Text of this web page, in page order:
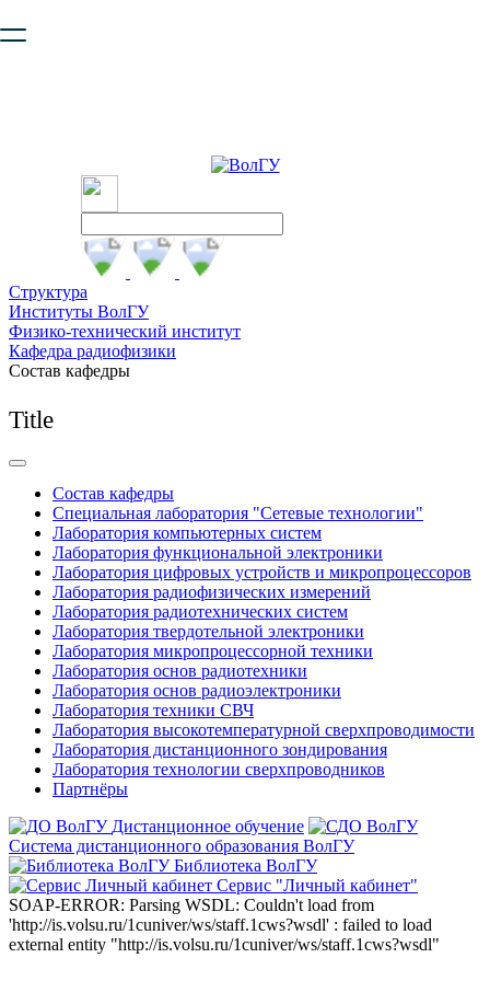
безопасную работу с сайтом. Пожалуйста
Структура
Институты ВолГУ
Физико-технический институт
Кафедра радиофизики
Состав кафедры
Title
Состав кафедры
Специальная лаборатория "Сетевые технологии"
Лаборатория компьютерных систем
Лаборатория функциональной электроники
Лаборатория цифровых устройств и микропроцессоров
Лаборатория радиофизических измерений
Лаборатория радиотехнических систем
Лаборатория твердотельной электроники
Лаборатория микропроцессорной техники
Лаборатория основ радиотехники
Лаборатория основ радиоэлектроники
Лаборатория техники СВЧ
Лаборатория высокотемпературной сверхпроводимости
Лаборатория дистанционного зондирования
Лаборатория технологии сверхпроводников
Партнёры
Дистанционное обучение
Система дистанционного образования ВолГУ
Библиотека ВолГУ
Сервис "Личный кабинет"
SOAP-ERROR: Parsing WSDL: Couldn't load from
'http://is.volsu.ru/1cuniver/ws/staff.1cws?wsdl' : failed to load
external entity "http://is.volsu.ru/1cuniver/ws/staff.1cws?wsdl"